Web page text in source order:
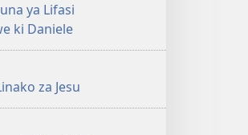
ya Lifasi
ki Daniele
za Jesu